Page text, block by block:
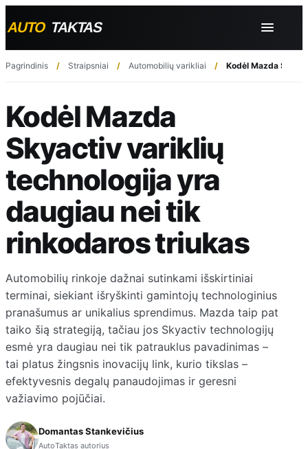
Pagrindinis Straipsniai Automobilių varikliai Kodėl Mazda
Kodėl Mazda
Skyactiv variklių
technologija yra
daugiau nei tik
rinkodaros triukas
Automobilių rinkoje dažnai sutinkami išskirtiniai
terminai, siekiant išryškinti gamintojų technologinius
pranašumus ar unikalius sprendimus. Mazda taip pat
taiko šią strategiją, tačiau jos Skyactiv technologijų
esmė yra daugiau nei tik patrauklus pavadinimas –
tai platus žingsnis inovacijų link, kurio tikslas –
efektyvesnis degalų panaudojimas ir geresni
važiavimo pojūčiai.
Domantas Stankevičius
AutoTaktas autorius